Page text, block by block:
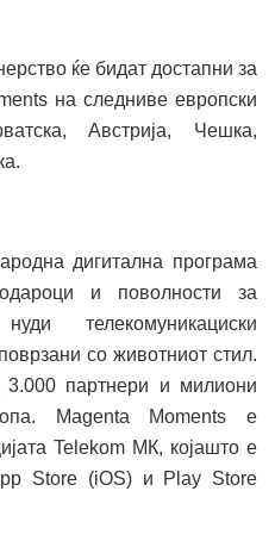
ќе бидат достапни за
на следниве европски
Австрија, Чешка,
дигитална програма
и поволности за
телекомуникациски
со животниот стил.
3.000 партнери и милиони
Magenta Moments е
Telekom МК, којашто е
Store (iOS) и Play Store